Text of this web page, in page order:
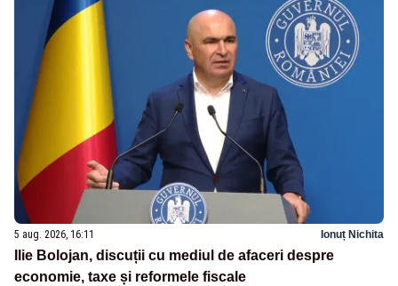
5 aug. 2026, 16:11 Ionuț Nichita
Ilie Bolojan, discuții cu mediul de afaceri despre
economie, taxe și reformele fiscale